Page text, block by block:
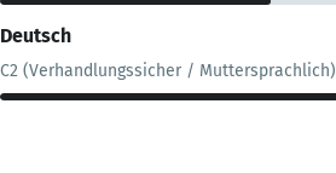
Deutsch
C2 (Verhandlungssicher / Muttersprachlich)